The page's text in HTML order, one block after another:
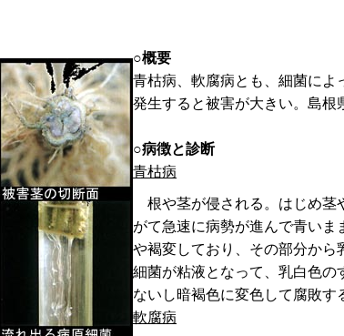
○概要
青枯病、軟腐病とも、細菌に
発生すると被害が大きい。島根
○病徴と診断
青枯病
根や茎が侵される。はじめ茎
がて急速に病勢が進んで青い
や褐変しており、その部分か
細菌が粘液となって、乳白色
ないし暗褐色に変色して腐敗す
軟腐病